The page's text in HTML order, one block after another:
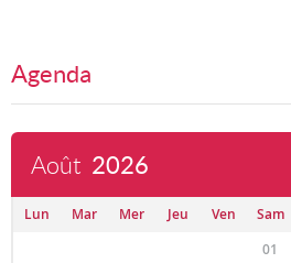
Agenda
Août 2026
Lun Mar Mer Jeu Ven Sam
01